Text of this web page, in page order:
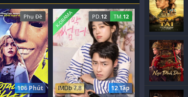
Phụ Đề
106 Phút
PD. 12 TM. 12
12 Tập
IMDb 7.8
K-DRAMA